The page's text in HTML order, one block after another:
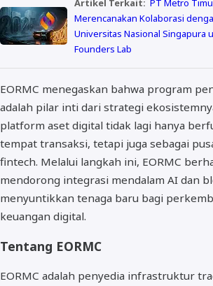
Artikel Terkait: PT Metro
Merencanakan Kolaborasi
Universitas Nasional Singapura
Founders Lab
EORMC menegaskan bahwa program
adalah pilar inti dari strategi
platform aset digital tidak lagi hanya
tempat transaksi, tetapi juga sebagai
fintech. Melalui langkah ini, EORMC
mendorong integrasi mendalam AI dan
menyuntikkan tenaga baru bagi
keuangan digital.
Tentang EORMC
EORMC adalah penyedia infrastruktur